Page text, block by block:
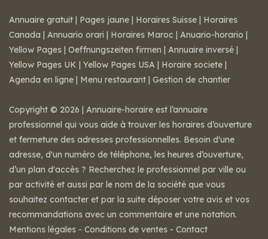
Annuaire gratuit | Pages jaune | Horaires Suisse | Horaires
Canada | Annuario orari | Horaires Maroc | Anuario-horario |
Yellow Pages | Oeffnungszeiten firmen | Annuaire inversé |
Yellow Pages UK | Yellow Pages USA | Horaire societe |
Agenda en ligne | Menu restaurant | Gestion de chantier
Copyright © 2026 | Annuaire-horaire est l’annuaire
professionnel qui vous aide à trouver les horaires d’ouverture
et fermeture des adresses professionnelles. Besoin d'une
adresse, d'un numéro de téléphone, les heures d’ouverture,
d’un plan d'accès ? Recherchez le professionnel par ville ou
par activité et aussi par le nom de la société que vous
souhaitez contacter et par la suite déposer votre avis et vos
recommandations avec un commentaire et une notation.
Mentions légales - Conditions de ventes - Contact